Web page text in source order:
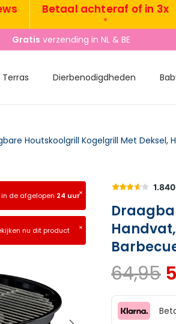
Betaal achteraf of in 3x
Gratis verzending in NL & BE
Dierbenodigdheden
×
in de afgelopen 24 uur
×
nu dit product
64,95